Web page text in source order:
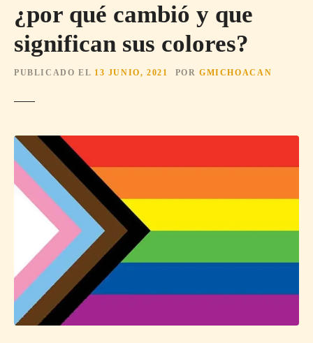
¿por qué cambió y que
significan sus colores?
PUBLICADO EL 13 JUNIO, 2021 POR GMICHOACAN